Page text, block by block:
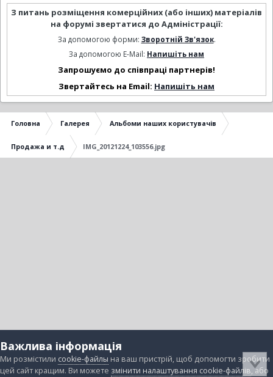
З питань розміщення комерційних (або інших) матеріалів
на форумі звертатися до Адміністрації:
За допомогою форми: Зворотній Зв'язок.
За допомогою E-Mail: Напишіть нам
Запрошуємо до співпраці партнерів!
Звертайтесь на Email: Напишіть нам
Головна Галерея Альбоми наших користувачів
Продажа и т.д IMG_20121224_103556.jpg
Важлива інформація
Ми розмістили cookie-файлы на ваш пристрій, щоб допомогти зробити
цей сайт кращим. Ви можете змінити налаштування cookie-файлів, або